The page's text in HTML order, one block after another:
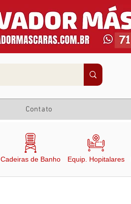
Contato
Cadeiras de Banho Equip. Hopitalares